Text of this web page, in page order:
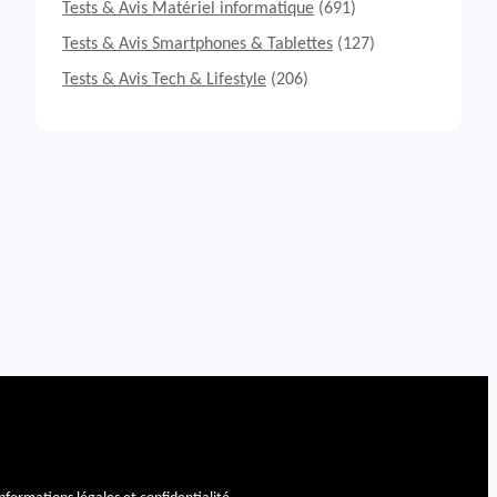
Tests & Avis Matériel informatique (691)
Tests & Avis Smartphones & Tablettes (127)
Tests & Avis Tech & Lifestyle (206)